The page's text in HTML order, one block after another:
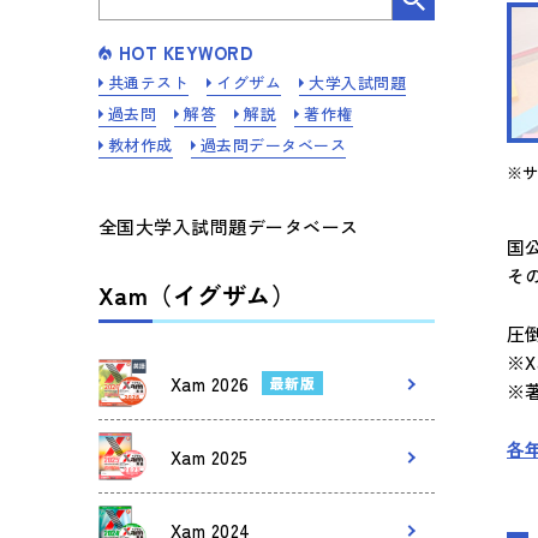
※サ
国
そ
圧
※
各
HOT KEYWORD
共通テスト イグザム
大学入試問題
過去問
解答 解説
著作権
教材作成
過去問データベース
全国大学入試問題データベース
Xam（イグザム）
Xam 2026 最新版
Xam 2025
Xam 2024